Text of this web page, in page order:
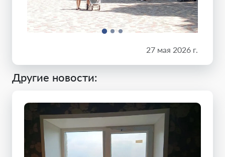
27 мая 2026 г.
Другие новости: